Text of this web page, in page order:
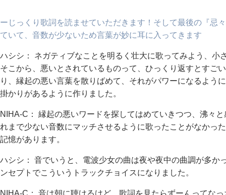
ーじっくり歌詞を読ませていただきます！そして最後の『忌
ていて、音数が少ないため言葉が妙に耳に入ってきます
ハシシ： ネガティブなことを明るく壮大に歌ってみよう、小
そこから、悪いとされているものって、ひっくり返すとすご
り、縁起の悪い言葉を散りばめて、それがパワーになるよう
掛かりがあるように作りました。
NIHA-C： 縁起の悪いワードを探してはめていきつつ、沸々
れまで少ない音数にマッチさせるように歌ったことがなかっ
記憶があります。
ハシシ： 音でいうと、電波少女の曲は夜や夜中の曲調が多か
ンセプトでこういうトラックチョイスになりました。